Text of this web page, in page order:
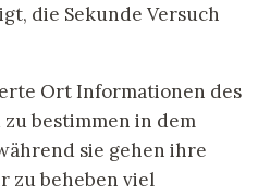
die Sekunde Versuch
Ort Informationen des
zu bestimmen in dem
sie gehen ihre
zu beheben viel